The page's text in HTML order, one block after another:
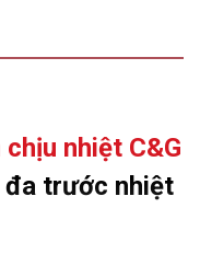
nhiệt C&G
đa trước nhiệt